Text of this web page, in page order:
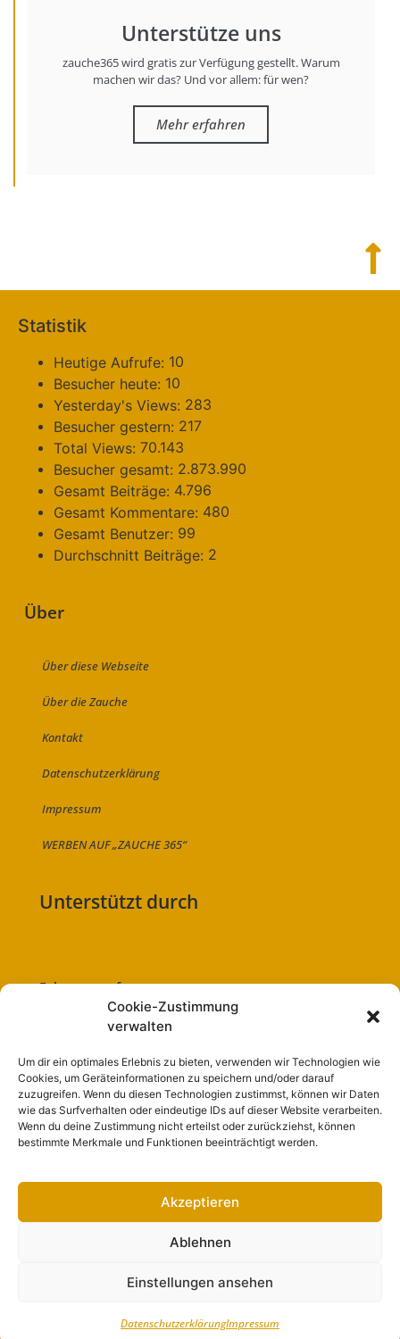
Cookie-Zustimmung
verwalten
Um dir ein optimales Erlebnis zu bieten, verwenden wir Technologien wie
Cookies, um Geräteinformationen zu speichern und/oder darauf
zuzugreifen. Wenn du diesen Technologien zustimmst, können wir Daten
wie das Surfverhalten oder eindeutige IDs auf dieser Website verarbeiten.
Wenn du deine Zustimmung nicht erteilst oder zurückziehst, können
bestimmte Merkmale und Funktionen beeinträchtigt werden.
Akzeptieren
Ablehnen
Einstellungen ansehen
DatenschutzerklärungImpressum
Unterstütze uns
zauche365 wird gratis zur Verfügung gestellt. Warum
machen wir das? Und vor allem: für wen?
Mehr erfahren
Statistik
Heutige Aufrufe: 10
Besucher heute: 10
Yesterday's Views: 283
Besucher gestern: 217
Total Views: 70.143
Besucher gesamt: 2.873.990
Gesamt Beiträge: 4.796
Gesamt Kommentare: 480
Gesamt Benutzer: 99
Durchschnitt Beiträge: 2
Über
Über diese Webseite
Über die Zauche
Kontakt
Datenschutzerklärung
Impressum
WERBEN AUF „ZAUCHE 365“
Unterstützt durch
Folge uns auf:
Navigation
Start